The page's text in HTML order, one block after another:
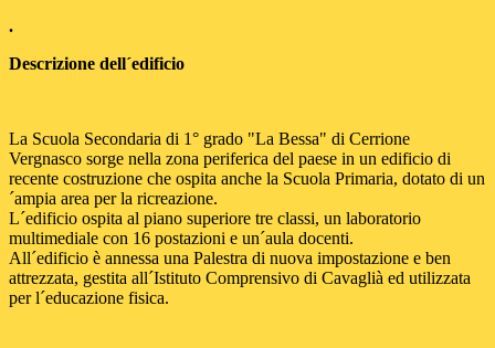
.
Descrizione dell´edificio
La Scuola Secondaria di 1° grado "La Bessa" di Cerrione
Vergnasco sorge nella zona periferica del paese in un edificio di
recente costruzione che ospita anche la Scuola Primaria, dotato di un
´ampia area per la ricreazione.
L´edificio ospita al piano superiore tre classi, un laboratorio
multimediale con 16 postazioni e un´aula docenti.
All´edificio è annessa una Palestra di nuova impostazione e ben
attrezzata, gestita all´Istituto Comprensivo di Cavaglià ed utilizzata
per l´educazione fisica.